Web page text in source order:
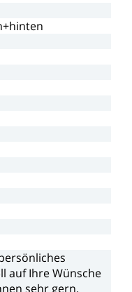
auf IhreWünsche
sehr gern.